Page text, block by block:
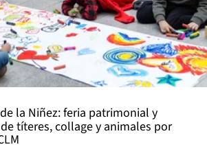
la Niñez: feria patrimonial y
títeres, collage y animales por